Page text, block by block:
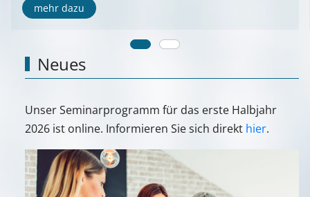
mehr dazu
Neues
Unser Seminarprogramm für das erste Halbjahr
2026 ist online. Informieren Sie sich direkt hier.